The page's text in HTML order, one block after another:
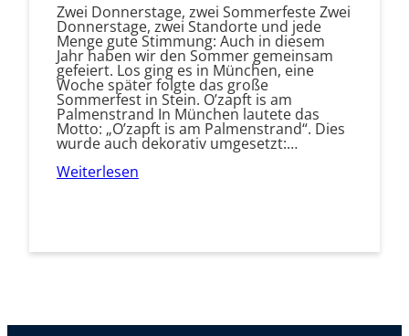
Zwei Donnerstage, zwei Sommerfeste Zwei
Donnerstage, zwei Standorte und jede
Menge gute Stimmung: Auch in diesem
Jahr haben wir den Sommer gemeinsam
gefeiert. Los ging es in München, eine
Woche später folgte das große
Sommerfest in Stein. O’zapft is am
Palmenstrand In München lautete das
Motto: „O’zapft is am Palmenstrand“. Dies
wurde auch dekorativ umgesetzt:…
Weiterlesen